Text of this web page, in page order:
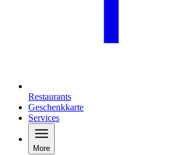
Restaurants
Geschenkkarte
Services
More